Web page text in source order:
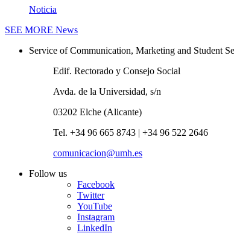
Noticia
SEE MORE News
Service of Communication, Marketing and Student
Edif. Rectorado y Consejo Social
Avda. de la Universidad, s/n
03202 Elche (Alicante)
Tel. +34 96 665 8743 | +34 96 522 2646
comunicacion@umh.es
Follow us
Facebook
Twitter
YouTube
Instagram
LinkedIn